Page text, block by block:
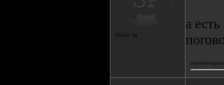
Посты: 14
а